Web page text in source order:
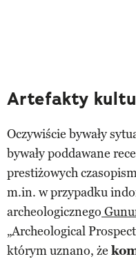
Artefakty
Oczywiście bywały
bywały poddawane
prestiżowych
m.in. w przypadku
archeologicznego
„Archeological
którym uznano, że